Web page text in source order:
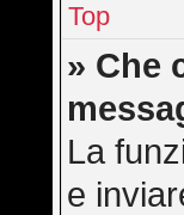
Top
» Che
La
e